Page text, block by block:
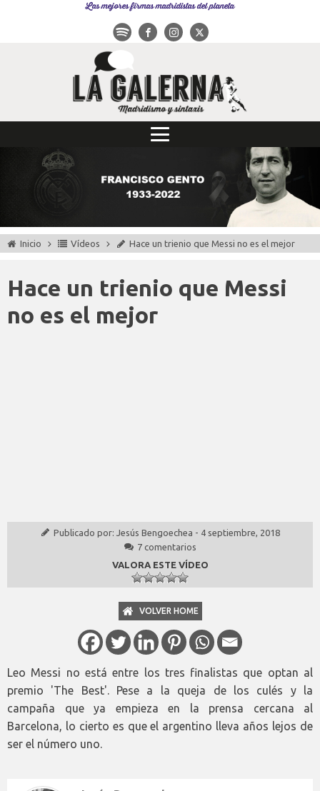
Las mejores firmas madridistas del planeta
Inicio Vídeos Hace un trienio que Messi no es el mejor
Hace un trienio que Messi
no es el mejor
Publicado por: Jesús Bengoechea - 4 septiembre, 2018
7 comentarios
VALORA ESTE VÍDEO
VOLVER HOME
Leo Messi no está entre los tres finalistas que optan al
premio 'The Best'. Pese a la queja de los culés y la
campaña que ya empieza en la prensa cercana al
Barcelona, lo cierto es que el argentino lleva años lejos de
ser el número uno.